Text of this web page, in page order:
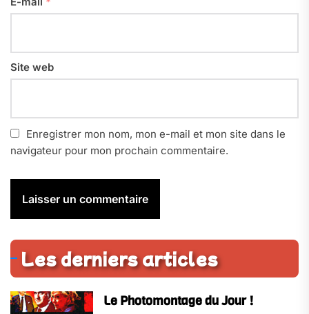
Site web
Enregistrer mon nom, mon e-mail et mon site dans le
navigateur pour mon prochain commentaire.
Les derniers articles
Le Photomontage du Jour !